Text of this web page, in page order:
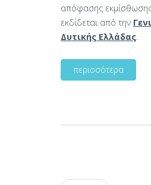
απόφασης εκμίσθωσης
εκδίδεται από την
Δυτικής Ελλάδας.
περισσότερα